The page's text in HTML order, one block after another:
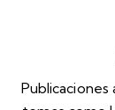
Publicaciones